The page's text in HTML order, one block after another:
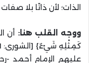
الذات؛ لأن ذاتًا بلا
ووجه القلب هنا: أن
عليهم الإمام أحمد -